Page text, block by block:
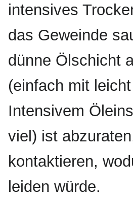
intensives
das Geweinde
dünne Ölschicht
(einfach mit
Intensivem
viel) ist
kontaktieren,
leiden würde.